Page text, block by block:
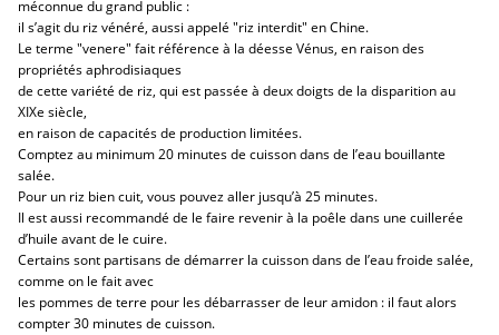
méconnue du grand public :
il s’agit du riz vénéré, aussi appelé "riz interdit" en Chine.
Le terme "venere" fait référence à la déesse Vénus, en raison des
propriétés aphrodisiaques
de cette variété de riz, qui est passée à deux doigts de la disparition au
XIXe siècle,
en raison de capacités de production limitées.
Comptez au minimum 20 minutes de cuisson dans de l’eau bouillante
salée.
Pour un riz bien cuit, vous pouvez aller jusqu’à 25 minutes.
Il est aussi recommandé de le faire revenir à la poêle dans une cuillerée
d’huile avant de le cuire.
Certains sont partisans de démarrer la cuisson dans de l’eau froide salée,
comme on le fait avec
les pommes de terre pour les débarrasser de leur amidon : il faut alors
compter 30 minutes de cuisson.